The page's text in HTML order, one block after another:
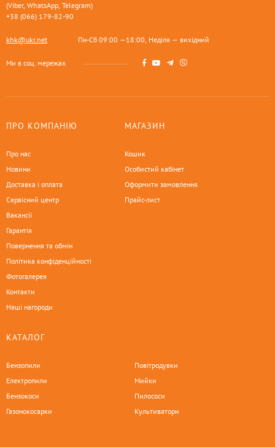
(Viber, WhatsApp, Telegram)
+38 (066) 179-82-90
khk@ukr.net Пн-Сб 09:00 —18:00, Неділя — вихідний
Ми в соц. мережах
ПРО КОМПАНІЮ
Про нас
Новини
Доставка і оплата
Сервісний центр
Вакансії
Гарантія
Повернення та обмін
Політика конфіденційності
Фотогалерея
Контакти
Наші нагороди
МАГАЗИН
Кошик
Особистий кабінет
Оформити замовлення
Прайс-лист
КАТАЛОГ
Бензопили
Електропили
Бензокоси
Газонокосарки
Повітродувки
Мийки
Пилососи
Культиватори